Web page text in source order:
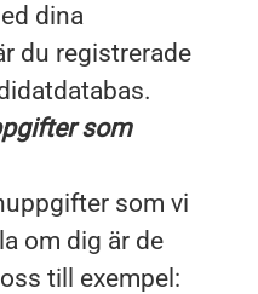
dina
du registrerade
som
som vi
om dig är de
till exempel: